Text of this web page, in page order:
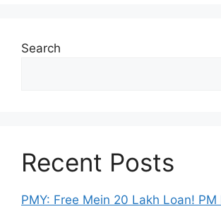
Search
Recent Posts
PMY: Free Mein 20 Lakh Loan! PM